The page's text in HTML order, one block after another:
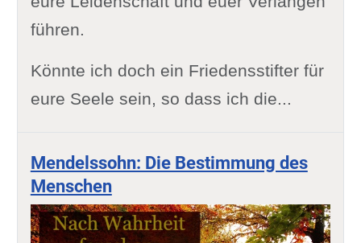
führen.
Könnte ich doch ein Friedensstifter für
eure Seele sein, so dass ich die...
Mendelssohn: Die Bestimmung des
Menschen